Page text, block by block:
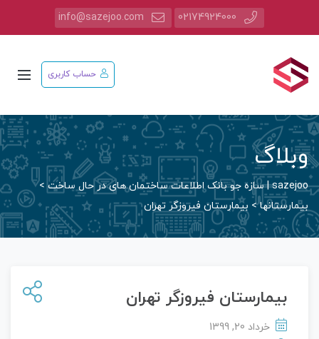
02174924000
info@sazejoo.com
حساب کاربری
وبلاگ
sazejoo | سازه جو بانک اطلاعات ساختمان های در حال ساخت
>
بیمارستانها> بیمارستان فیروزگر تهران
بیمارستان فیروزگر تهران
خرداد 20, 1399